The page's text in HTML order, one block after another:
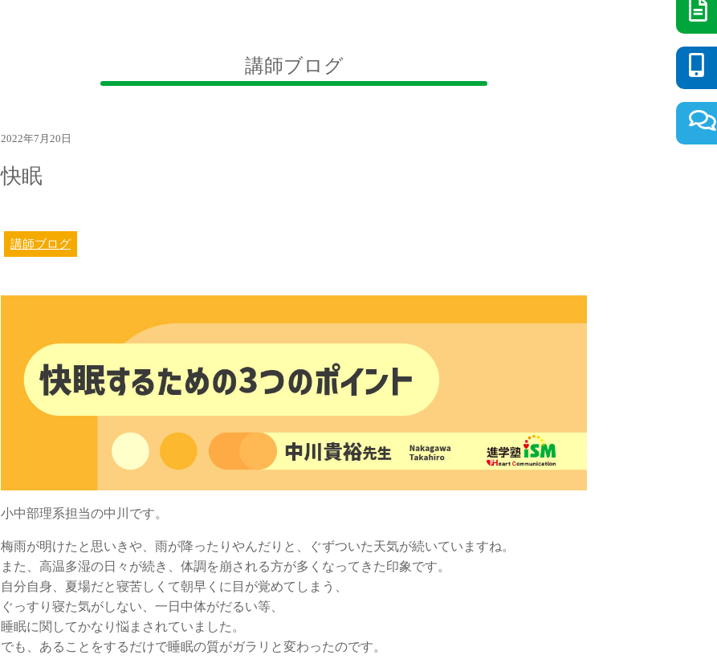
講師ブログ
2022年7月20日
快眠
講師ブログ
小中部理系担当の中川です。
梅雨が明けたと思いきや、雨が降ったりやんだりと、ぐずついた天気が続いていますね。
また、高温多湿の日々が続き、体調を崩される方が多くなってきた印象です。
自分自身、夏場だと寝苦しくて朝早くに目が覚めてしまう、
ぐっすり寝た気がしない、一日中体がだるい等、
睡眠に関してかなり悩まされていました。
でも、あることをするだけで睡眠の質がガラリと変わったのです。